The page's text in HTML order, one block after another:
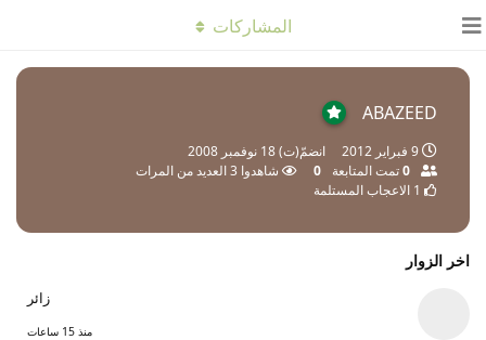
ABAZEED
9 فبراير 2012 انضمّ(ت)18 نوفمبر 2008
0تمت المتابعة 0 شاهدوا 3العديد من المرات
1 الاعجاب المستلمة
المشاركات
اخر الزوار
زائر
منذ 15 ساعات